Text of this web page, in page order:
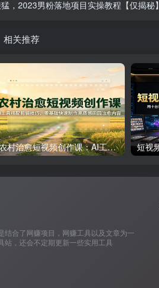
，2023男粉落地项目实操教程【仅揭秘】
相关推荐
农村治愈短视频创作课：AI工具搭配剪辑技巧，零基础快速制作高质感田园治愈内容
结合了网赚项目，网赚工具以及文章为一
站，还会不定期更新一些实用工具